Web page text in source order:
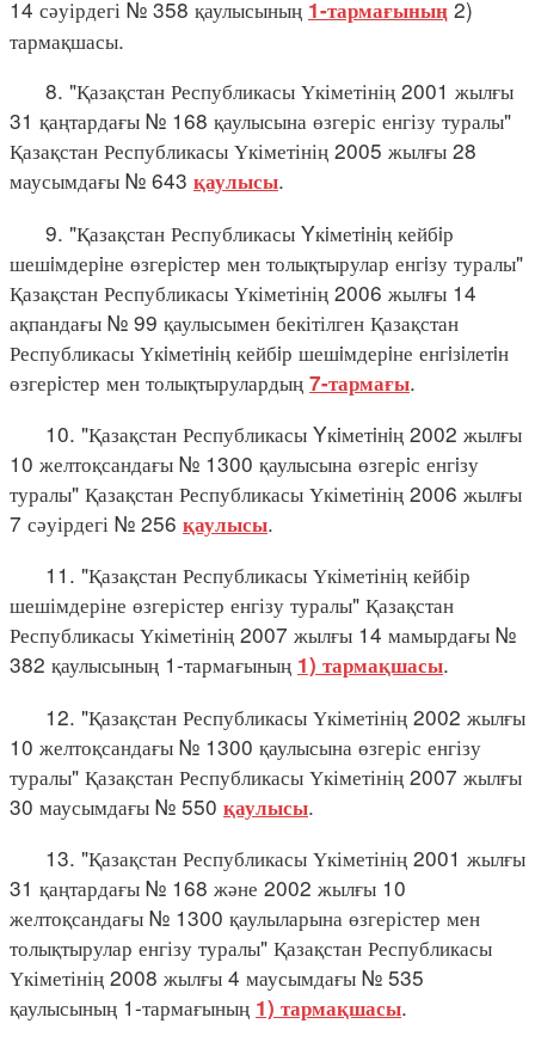
14 сәуірдегі № 358 қаулысының 1-тармағының 2)
тармақшасы.
8. "Қазақстан Республикасы Үкіметінің 2001 жылғы
31 қаңтардағы № 168 қаулысына өзгеріс енгізу туралы"
Қазақстан Республикасы Үкіметінің 2005 жылғы 28
маусымдағы № 643 қаулысы.
9. "Қазақстан Республикасы Yкiметiнiң кейбiр
шешiмдерiне өзгерiстер мен толықтырулар енгiзу туралы"
Қазақстан Республикасы Үкіметінің 2006 жылғы 14
ақпандағы № 99 қаулысымен бекітілген Қазақстан
Республикасы Үкiметiнiң кейбiр шешiмдерiне енгiзiлетiн
өзгерiстер мен толықтырулардың 7-тармағы.
10. "Қазақстан Республикасы Yкiметiнiң 2002 жылғы
10 желтоқсандағы № 1300 қаулысына өзгерiс енгiзу
туралы" Қазақстан Республикасы Үкіметінің 2006 жылғы
7 сәуірдегі № 256 қаулысы.
11. "Қазақстан Республикасы Үкіметінің кейбір
шешімдеріне өзгерістер енгізу туралы" Қазақстан
Республикасы Үкіметінің 2007 жылғы 14 мамырдағы №
382 қаулысының 1-тармағының 1) тармақшасы.
12. "Қазақстан Республикасы Үкіметінің 2002 жылғы
10 желтоқсандағы № 1300 қаулысына өзгеріс енгізу
туралы" Қазақстан Республикасы Үкіметінің 2007 жылғы
30 маусымдағы № 550 қаулысы.
13. "Қазақстан Республикасы Үкіметінің 2001 жылғы
31 қаңтардағы № 168 және 2002 жылғы 10
желтоқсандағы № 1300 қаулыларына өзгерістер мен
толықтырулар енгізу туралы" Қазақстан Республикасы
Үкіметінің 2008 жылғы 4 маусымдағы № 535
қаулысының 1-тармағының 1) тармақшасы.